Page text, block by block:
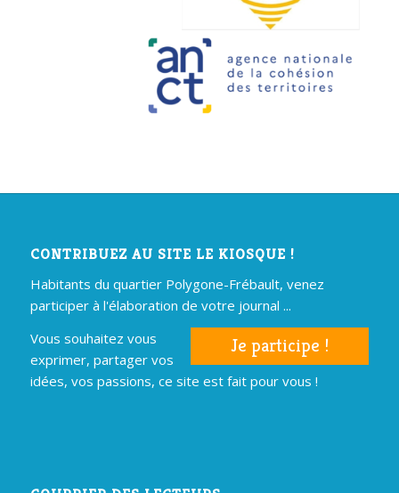
CONTRIBUEZ AU SITE LE KIOSQUE !
Habitants du quartier Polygone-Frébault, venez
participer à l'élaboration de votre journal ...
Je participe !
Vous souhaitez vous
exprimer, partager vos
idées, vos passions, ce site est fait pour vous !